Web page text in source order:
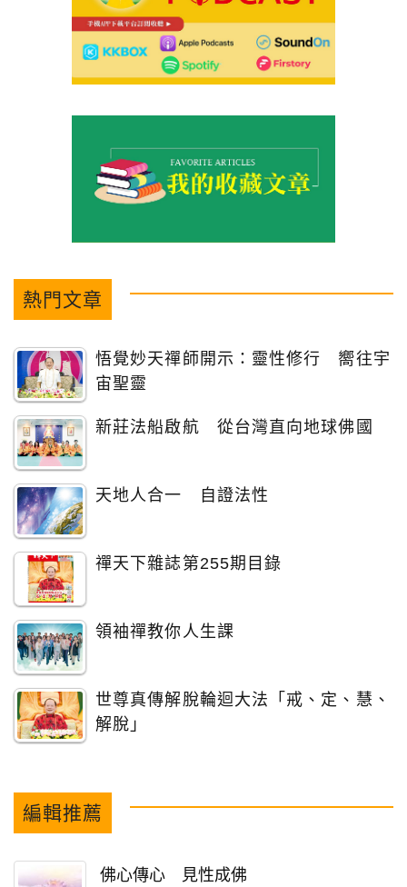
熱門文章
悟覺妙天禪師開示：靈性修行 嚮往宇
宙聖靈
新莊法船啟航 從台灣直向地球佛國
天地人合一 自證法性
禪天下雜誌第255期目錄
領袖禪教你人生課
世尊真傳解脫輪迴大法「戒、定、慧、
解脫」
編輯推薦
佛心傳心 見性成佛